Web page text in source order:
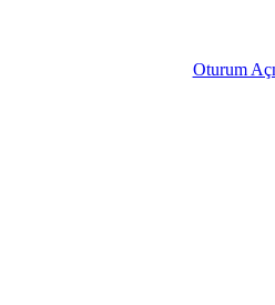
Oturum
3 Figüratif
Bu Öykü
BİR HİKAYE